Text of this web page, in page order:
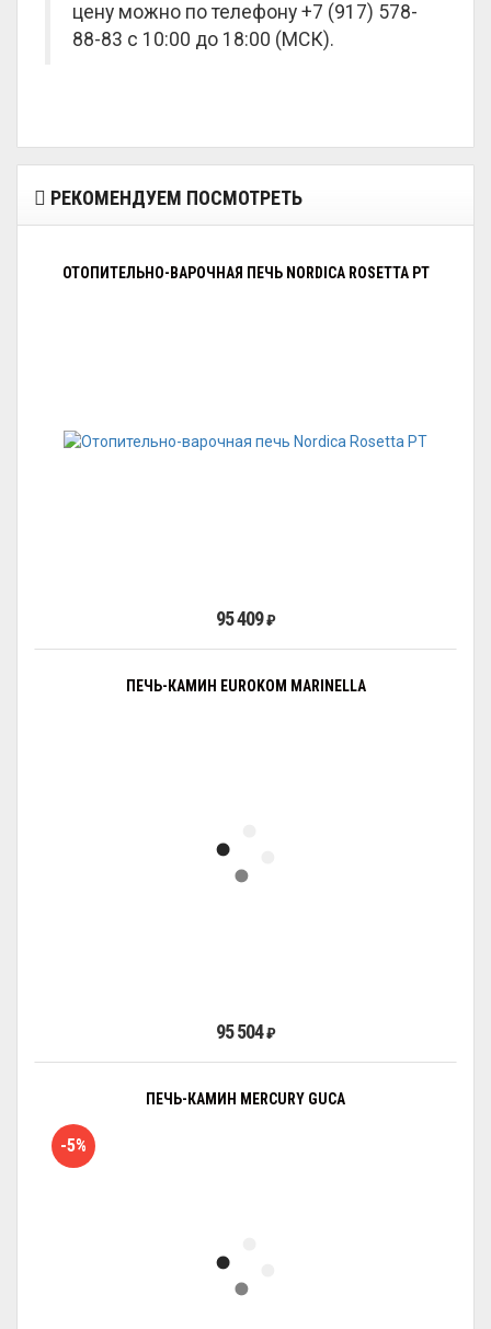
цену можно по телефону +7 (917) 578-
88-83 с 10:00 до 18:00 (МСК).
РЕКОМЕНДУЕМ ПОСМОТРЕТЬ
ОТОПИТЕЛЬНО-ВАРОЧНАЯ ПЕЧЬ NORDICA ROSETTA PT
95 409₽
ПЕЧЬ-КАМИН EUROKOM MARINELLA
95 504₽
ПЕЧЬ-КАМИН MERCURY GUCA
-5%